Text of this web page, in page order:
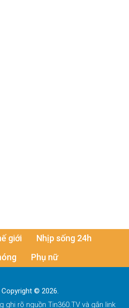
giới
Nhịp sống 24h
Phụ nữ
Copyright © 2026.
ghi rõ nguồn Tin360.TV và gắn link